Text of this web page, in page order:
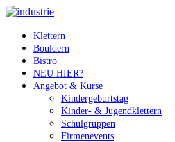
Klettern
Bouldern
Bistro
NEU HIER?
Angebot & Kurse
Kindergeburtstag
Kinder- & Jugendklettern
Schulgruppen
Firmenevents